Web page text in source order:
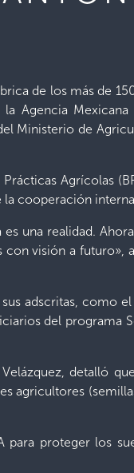
de los más de
Agencia
Ministerio de
Agrícolas
la cooperación
una realidad.
visión a futuro»,
adscritas, como
del programa
detalló
agricultores
para proteger los